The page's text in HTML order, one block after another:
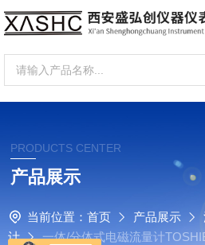
PRODUCTS CENTER
产品展示
当前位置： 首页 产品展示
计
一体/分体式电磁流量计